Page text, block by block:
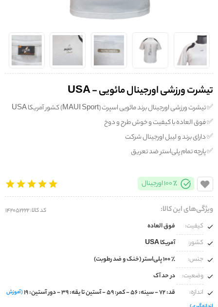
تیشرت ورزشی اورجینال مائویی - USA
✅️ تیشرت ورزشی اورجینال برند مائویی اسپرت (MAUI Sport) کشور آمریکا USA
✅️ فوق العاده با کیفیت و خوش طرح و دوخ
✅️ دارای برند و لیبل اورجینال شرکت
✅️ پارچه تمام پلی‌استر ضد تعریق
100% اورجینال
ویژگی‌های این کالا: کد کالا: 142052222
کیفیت:
فوق العاده
کشور:
آمریکا USA
جنس:
وضعیت:
در حد آک
اندازه:
قد: 72 - سینه: 56 - کمر: 59 - آستین تا یقه: 39 - دور آستین: 19
(آموزش